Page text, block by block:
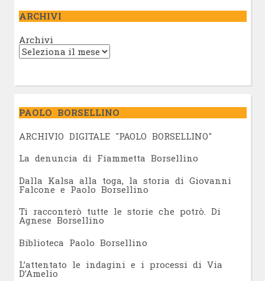
ARCHIVI
Archivi
PAOLO BORSELLINO
ARCHIVIO DIGITALE "PAOLO BORSELLINO"
La denuncia di Fiammetta Borsellino
Dalla Kalsa alla toga, la storia di Giovanni
Falcone e Paolo Borsellino
Ti racconterò tutte le storie che potrò. Di
Agnese Borsellino
Biblioteca Paolo Borsellino
L’attentato le indagini e i processi di Via
D’Amelio